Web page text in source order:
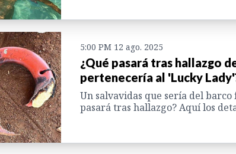
5:00 PM 12 ago. 2025
¿Qué pasará tras hallazgo
pertenecería al 'Lucky
Un salvavidas que sería del
pasará tras hallazgo? Aquí los